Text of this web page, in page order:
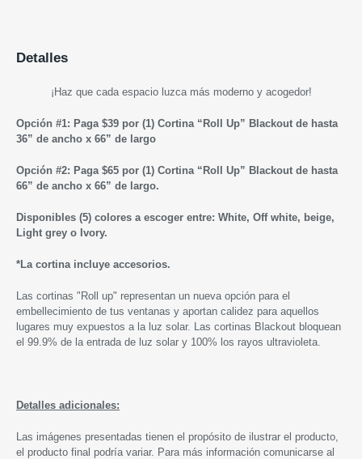
Detalles
¡Haz que cada espacio luzca más moderno y acogedor!
Opción #1: Paga $39 por (1) Cortina “Roll Up” Blackout de hasta
36” de ancho x 66” de largo
Opción #2: Paga $65 por (1) Cortina “Roll Up” Blackout de hasta
66” de ancho x 66” de largo.
Disponibles (5) colores a escoger entre: White, Off white, beige,
Light grey o Ivory.
*La cortina incluye accesorios.
Las cortinas "Roll up" representan un nueva opción para el
embellecimiento de tus ventanas y aportan calidez para aquellos
lugares muy expuestos a la luz solar. Las cortinas Blackout bloquean
el 99.9% de la entrada de luz solar y 100% los rayos ultravioleta.
Detalles adicionales:
Las imágenes presentadas tienen el propósito de ilustrar el producto,
el producto final podría variar. Para más información comunicarse al